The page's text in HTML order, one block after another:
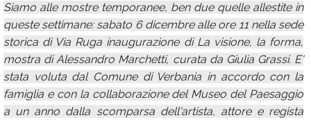
Siamo alle mostre temporanee, ben due quelle allestite in
queste settimane: sabato 6 dicembre alle ore 11 nella sede
storica di Via Ruga inaugurazione di La visione, la forma,
mostra di Alessandro Marchetti, curata da Giulia Grassi. E'
stata voluta dal Comune di Verbania in accordo con la
famiglia e con la collaborazione del Museo del Paesaggio
a un anno dalla scomparsa dell'artista, attore e regista